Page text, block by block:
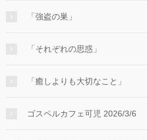
「強盗の巣」
「それぞれの思惑」
「癒しよりも大切なこと」
ゴスペルカフェ可児 2026/3/6